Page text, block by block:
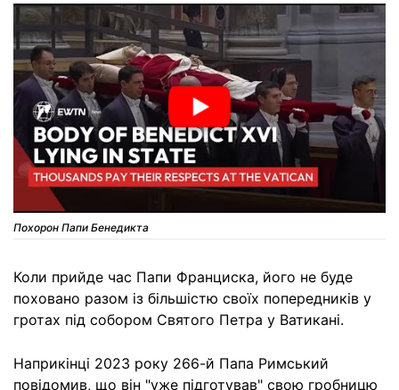
Похорон Папи Бенедикта
Коли прийде час Папи Франциска, його не буде
поховано разом із більшістю своїх попередників у
гротах під собором Святого Петра у Ватикані.
Наприкінці 2023 року 266-й Папа Римський
повідомив, що він "уже підготував" свою гробницю